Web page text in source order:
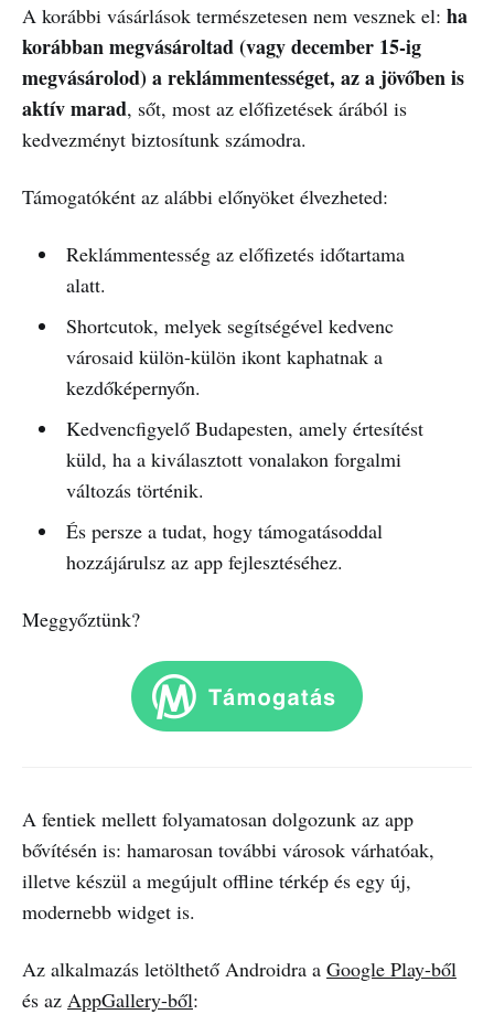
A korábbi vásárlások természetesen nem vesznek el: ha
korábban megvásároltad (vagy december 15-ig
megvásárolod) a reklámmentességet, az a jövőben is
aktív marad, sőt, most az előfizetések árából is
kedvezményt biztosítunk számodra.
Támogatóként az alábbi előnyöket élvezheted:
Reklámmentesség az előfizetés időtartama
alatt.
Shortcutok, melyek segítségével kedvenc
városaid külön-külön ikont kaphatnak a
kezdőképernyőn.
Kedvencfigyelő Budapesten, amely értesítést
küld, ha a kiválasztott vonalakon forgalmi
változás történik.
És persze a tudat, hogy támogatásoddal
hozzájárulsz az app fejlesztéséhez.
Meggyőztünk?
A fentiek mellett folyamatosan dolgozunk az app
bővítésén is: hamarosan további városok várhatóak,
illetve készül a megújult offline térkép és egy új,
modernebb widget is.
Az alkalmazás letölthető Androidra a Google Play-ből
és az AppGallery-ből: